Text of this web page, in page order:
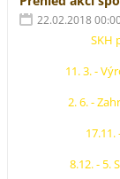
22.02.2018
SKH
11. 3. -
2. 6. -
8.12. - 5.